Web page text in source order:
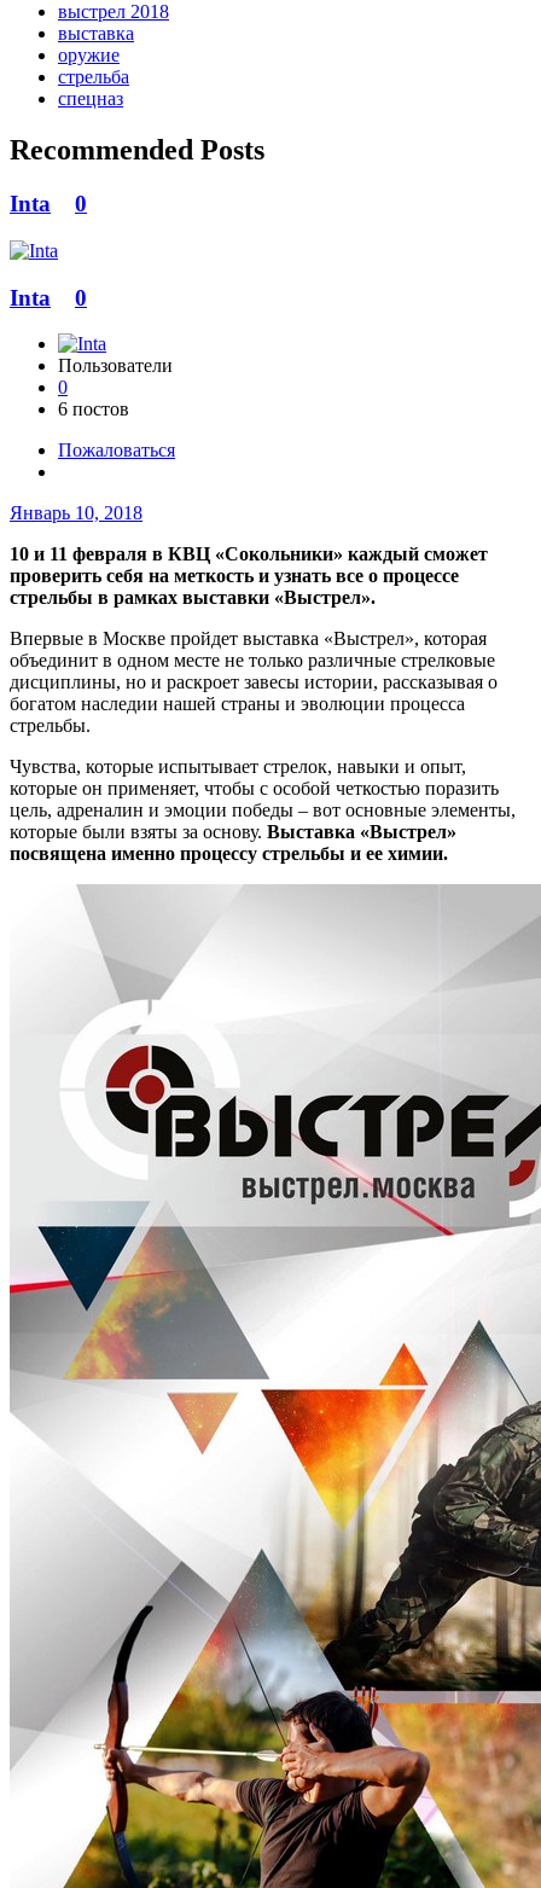
выстрел 2018
выставка
оружие
стрельба
спецназ
Recommended Posts
Inta 0
Inta 0
Пользователи
0
6 постов
Пожаловаться
Январь 10, 2018
10 и 11 февраля в КВЦ «Сокольники» каждый сможет
проверить себя на меткость и узнать все о процессе
стрельбы в рамках выставки «Выстрел».
Впервые в Москве пройдет выставка «Выстрел», которая
объединит в одном месте не только различные стрелковые
дисциплины, но и раскроет завесы истории, рассказывая о
богатом наследии нашей страны и эволюции процесса
стрельбы.
Чувства, которые испытывает стрелок, навыки и опыт,
которые он применяет, чтобы с особой четкостью поразить
цель, адреналин и эмоции победы – вот основные элементы,
которые были взяты за основу. Выставка «Выстрел»
посвящена именно процессу стрельбы и ее химии.